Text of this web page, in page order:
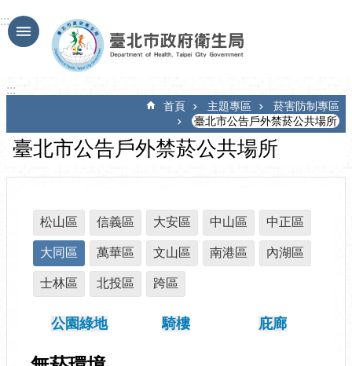
跳到主要內容區塊
:::
:::
首頁 主題專區
菸害防制專區
臺北市公告戶外禁菸公共場所
臺北市公告戶外禁菸公共場所
松山區 信義區 大安區 中山區 中正區
大同區 萬華區 文山區 南港區 內湖區
士林區 北投區 跨區
公園綠地 騎樓 庇廊